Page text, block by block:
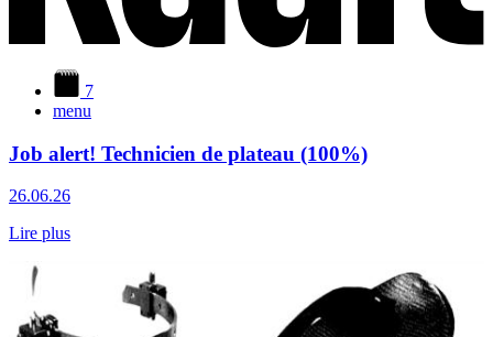
7
menu
Job alert! Technicien de plateau (100%)
26.06.26
Lire plus